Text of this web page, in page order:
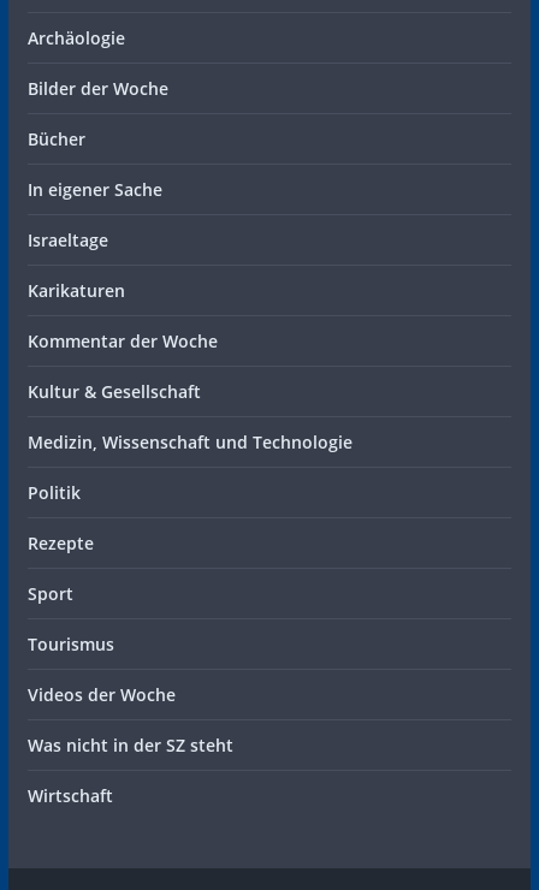
Archäologie
Bilder der Woche
Bücher
In eigener Sache
Israeltage
Karikaturen
Kommentar der Woche
Kultur & Gesellschaft
Medizin, Wissenschaft und Technologie
Politik
Rezepte
Sport
Tourismus
Videos der Woche
Was nicht in der SZ steht
Wirtschaft